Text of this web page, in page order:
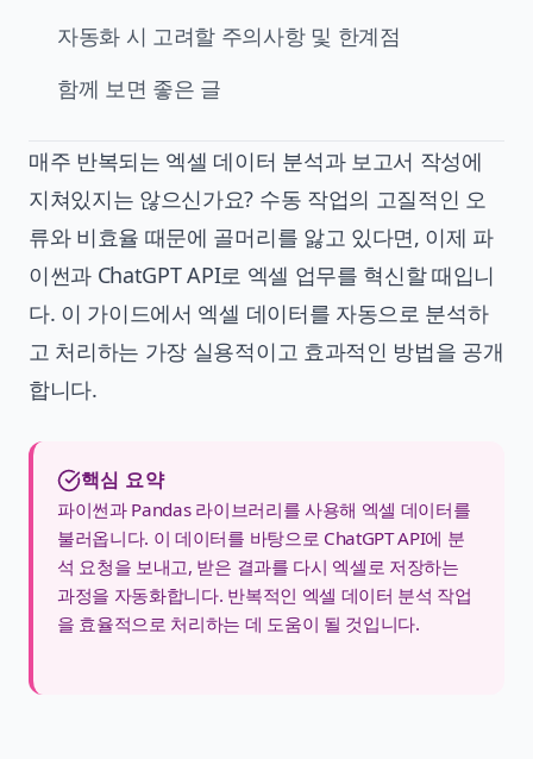
자동화 시 고려할 주의사항 및 한계점
함께 보면 좋은 글
매주 반복되는 엑셀 데이터 분석과 보고서 작성에
지쳐있지는 않으신가요? 수동 작업의 고질적인 오
류와 비효율 때문에 골머리를 앓고 있다면, 이제 파
이썬과 ChatGPT API로 엑셀 업무를 혁신할 때입니
다. 이 가이드에서 엑셀 데이터를 자동으로 분석하
고 처리하는 가장 실용적이고 효과적인 방법을 공개
합니다.
핵심 요약
파이썬과 Pandas 라이브러리를 사용해 엑셀 데이터를
불러옵니다. 이 데이터를 바탕으로 ChatGPT API에 분
석 요청을 보내고, 받은 결과를 다시 엑셀로 저장하는
과정을 자동화합니다. 반복적인 엑셀 데이터 분석 작업
을 효율적으로 처리하는 데 도움이 될 것입니다.